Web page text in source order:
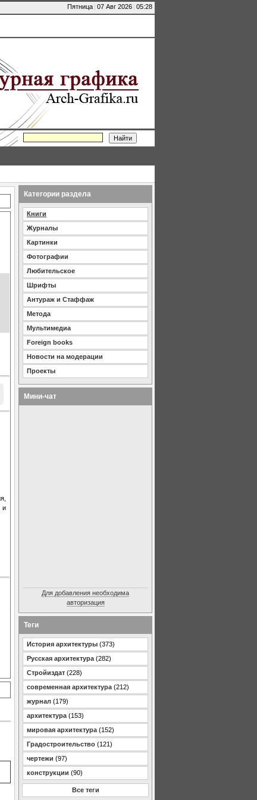
Пятница | 07 Авг 2026 | 05:28
и
Категории раздела
Книги
Журналы
Картинки
Фотографии
Любительское
Шрифты
Антураж и Стаффаж
Метода
Мультимедиа
Foreign books
Новости на модерации
Проекты
Мини-чат
Для добавления необходима
авторизация
Теги
История архитектуры (373)
Русская архитектура (282)
Стройиздат (228)
современная архитектура (212)
журнал (179)
архитектура (153)
мировая архитектура (152)
Градостроительство (121)
чертежи (97)
конструкции (90)
Все теги